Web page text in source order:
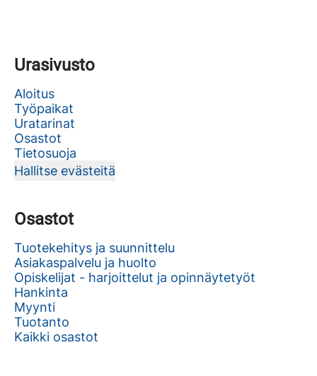
Urasivusto
Aloitus
Työpaikat
Uratarinat
Osastot
Tietosuoja
Hallitse evästeitä
Osastot
Tuotekehitys ja suunnittelu
Asiakaspalvelu ja huolto
Opiskelijat - harjoittelut ja opinnäytetyöt
Hankinta
Myynti
Tuotanto
Kaikki osastot